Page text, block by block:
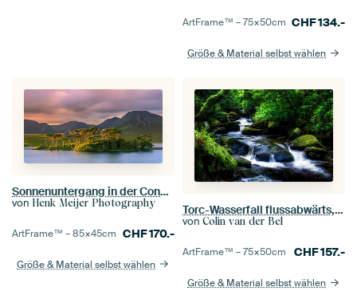
ArtFrame™ –75×50cm CHF134.-
Größe & Material selbst wählen
Sonnenuntergang in der Connemara am Derryclare Lough, Irland
von Henk Meijer Photography
ArtFrame™ –85×45cm CHF170.-
Größe & Material selbst wählen
Torc-Wasserfall flussabwärts, Killarney National Park, Irland
von Colin van der Bel
ArtFrame™ –75×50cm CHF157.-
Größe & Material selbst wählen